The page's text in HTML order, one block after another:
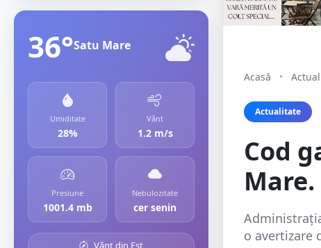
36°Satu Mare
Umiditate
28%
Vânt
1.2 m/s
Presiune
1001.4 mb
Nebulozitate
cer senin
Vânt din Est
Acasă •
Actualitate
Cod
o avertizare